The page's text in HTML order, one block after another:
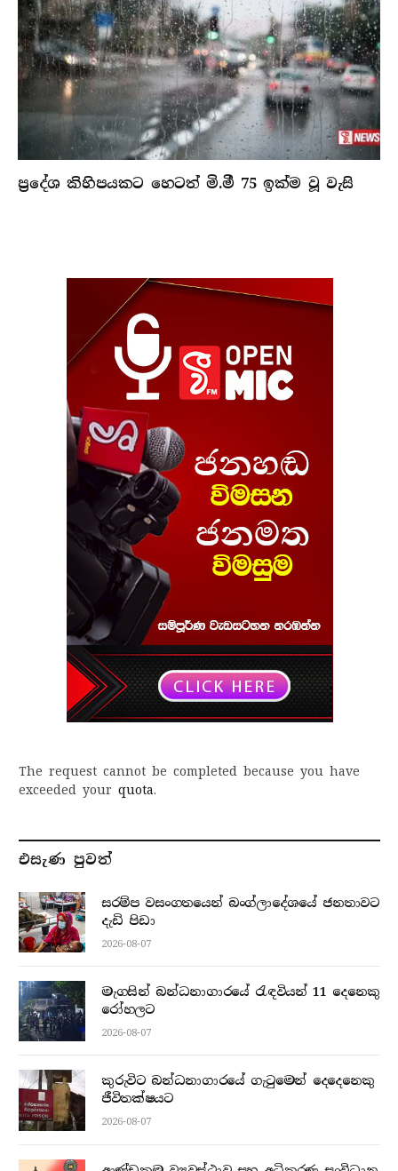
ප්‍රදේශ කිහිපයකට හෙටත් මි.මී 75 ඉක්ම වූ වැසි
The request cannot be completed because you have
exceeded your quota.
එසැණ පුව​ත්
සරම්ප වසංගතයෙන් බංග්ලාදේශයේ ජනතාවට
දැඩි පිඩා
2026-08-07
මැගසින් බන්ධනාගාරයේ රැඳවියන් 11 දෙනෙකු
රෝහලට
2026-08-07
කුරුවිට බන්ධනාගාරයේ ගැටුමෙන් දෙදෙනෙකු
ජීවිතක්ෂයට
2026-08-07